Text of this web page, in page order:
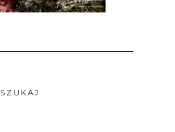
SZUKAJ